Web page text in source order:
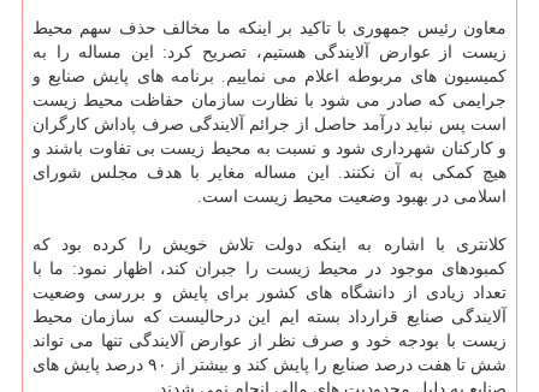
معاون رئیس جمهوری با تاکید بر اینکه ما مخالف حذف سهم محیط
زیست از عوارض آلایندگی هستیم، تصریح کرد: این مساله را به
کمیسیون های مربوطه اعلام می نماییم. برنامه های پایش صنایع و
جرایمی که صادر می شود با نظارت سازمان حفاظت محیط زیست
است پس نباید درآمد حاصل از جرائم آلایندگی صرف پاداش کارگران
و کارکنان شهرداری شود و نسبت به محیط زیست بی تفاوت باشند و
هیچ کمکی به آن نکنند. این مساله مغایر با هدف مجلس شورای
اسلامی در بهبود وضعیت محیط زیست است.
کلانتری با اشاره به اینکه دولت تلاش خویش را کرده بود که
کمبودهای موجود در محیط زیست را جبران کند، اظهار نمود: ما با
تعداد زیادی از دانشگاه های کشور برای پایش و بررسی وضعیت
آلایندگی صنایع قرارداد بسته ایم این درحالیست که سازمان محیط
زیست با بودجه خود و صرف نظر از عوارض آلایندگی تنها می تواند
شش تا هفت درصد صنایع را پایش کند و بیشتر از ۹۰ درصد پایش های
صنایع به دلیل محدودیت های مالی انجام نمی شدند.